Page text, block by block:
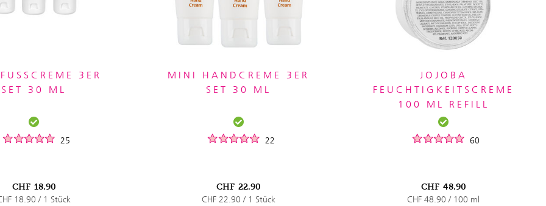
3ER
SET 30 ML
25
CHF 18.90
18.90 / 1 Stück
MINI HANDCREME 3ER
SET 30 ML
22
CHF 22.90
CHF 22.90 / 1 Stück
JOJOBA
FEUCHTIGKEITSCREME
100 ML REFILL
60
CHF 48.90
CHF 48.90 / 100 ml